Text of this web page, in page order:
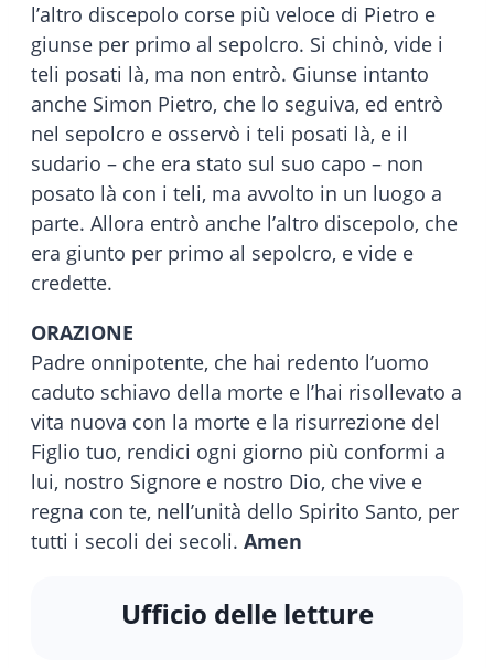
l’altro discepolo corse più veloce di Pietro e
giunse per primo al sepolcro. Si chinò, vide i
teli posati là, ma non entrò. Giunse intanto
anche Simon Pietro, che lo seguiva, ed entrò
nel sepolcro e osservò i teli posati là, e il
sudario – che era stato sul suo capo – non
posato là con i teli, ma avvolto in un luogo a
parte. Allora entrò anche l’altro discepolo, che
era giunto per primo al sepolcro, e vide e
credette.
ORAZIONE
Padre onnipotente, che hai redento l’uomo
caduto schiavo della morte e l’hai risollevato a
vita nuova con la morte e la risurrezione del
Figlio tuo, rendici ogni giorno più conformi a
lui, nostro Signore e nostro Dio, che vive e
regna con te, nell’unità dello Spirito Santo, per
tutti i secoli dei secoli. Amen
Ufficio delle letture